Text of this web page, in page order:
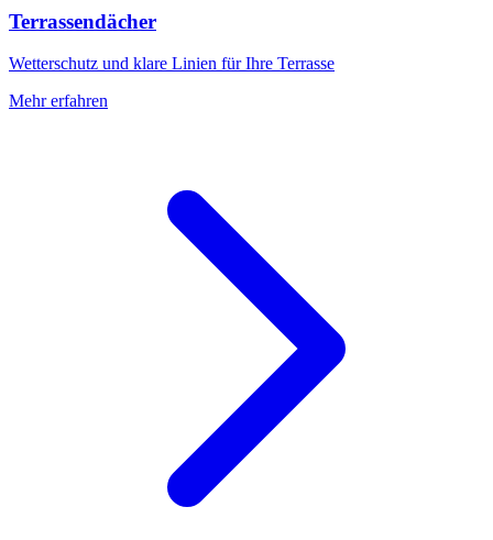
Terrassendächer
Wetterschutz und klare Linien für Ihre Terrasse
Mehr erfahren